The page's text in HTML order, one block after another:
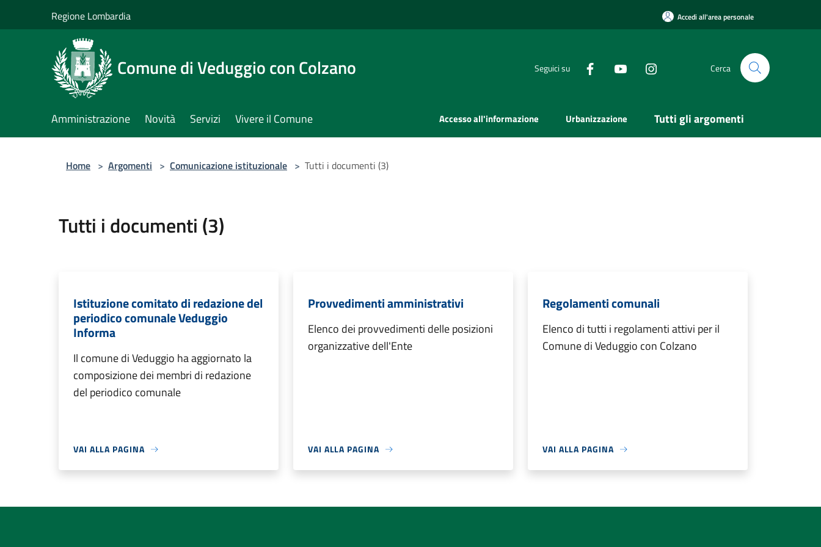
Regione Lombardia Accedi all'area personale
Comune di Veduggio con Colzano Seguici su Cerca
Amministrazione Novità Servizi Vivere il Comune Accesso all'informazione Urbanizzazione Tutti gli argomenti
Home > Argomenti > Comunicazione istituzionale > Tutti i documenti (3)
Tutti i documenti (3)
Istituzione comitato di redazione del
periodico comunale Veduggio
Informa
Il comune di Veduggio ha aggiornato la
composizione dei membri di redazione
del periodico comunale
VAI ALLA PAGINA
Provvedimenti amministrativi
Elenco dei provvedimenti delle posizioni
organizzative dell'Ente
VAI ALLA PAGINA
Regolamenti comunali
Elenco di tutti i regolamenti attivi per il
Comune di Veduggio con Colzano
VAI ALLA PAGINA